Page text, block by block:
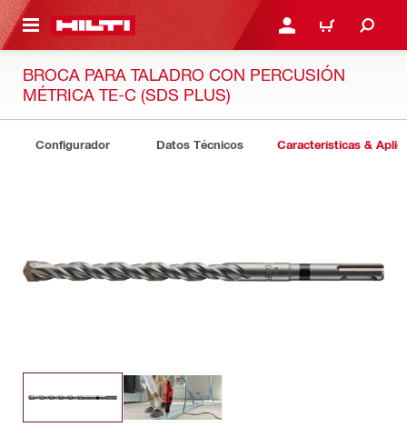
PRINCIPAL INICIE SESIÓN O
CARRITO
BROCA PARA TALADRO CON PERCUSIÓN
MÉTRICA TE-C (SDS PLUS)
Configurador Datos Técnicos Características &